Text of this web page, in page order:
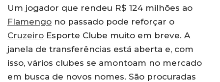
Um jogador que rendeu R$ 124 milhões ao
Flamengo no passado pode reforçar o
Cruzeiro Esporte Clube muito em breve. A
janela de transferências está aberta e, com
isso, vários clubes se amontoam no mercado
em busca de novos nomes. São procuradas